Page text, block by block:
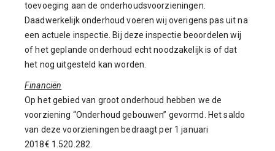
toevoeging aan de onderhoudsvoorzieningen.
Daadwerkelijk onderhoud voeren wij overigens pas uit na
een actuele inspectie. Bij deze inspectie beoordelen wij
of het geplande onderhoud echt noodzakelijk is of dat
het nog uitgesteld kan worden.
Financiën
Op het gebied van groot onderhoud hebben we de
voorziening “Onderhoud gebouwen” gevormd. Het saldo
van deze voorzieningen bedraagt per 1 januari
2018€ 1.520.282.